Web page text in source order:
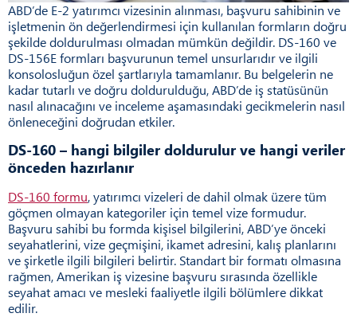
ABD’de E-2 yatırımcı vizesinin alınması, başvuru sahibinin ve
işletmenin ön değerlendirmesi için kullanılan formların doğru
şekilde doldurulması olmadan mümkün değildir. DS-160 ve
DS-156E formları başvurunun temel unsurlarıdır ve ilgili
konsolosluğun özel şartlarıyla tamamlanır. Bu belgelerin ne
kadar tutarlı ve doğru doldurulduğu, ABD’de iş statüsünün
nasıl alınacağını ve inceleme aşamasındaki gecikmelerin nasıl
önleneceğini doğrudan etkiler.
DS-160 – hangi bilgiler doldurulur ve hangi veriler
önceden hazırlanır
DS-160 formu, yatırımcı vizeleri de dahil olmak üzere tüm
göçmen olmayan kategoriler için temel vize formudur.
Başvuru sahibi bu formda kişisel bilgilerini, ABD’ye önceki
seyahatlerini, vize geçmişini, ikamet adresini, kalış planlarını
ve şirketle ilgili bilgileri belirtir. Standart bir formatı olmasına
rağmen, Amerikan iş vizesine başvuru sırasında özellikle
seyahat amacı ve mesleki faaliyetle ilgili bölümlere dikkat
edilir.